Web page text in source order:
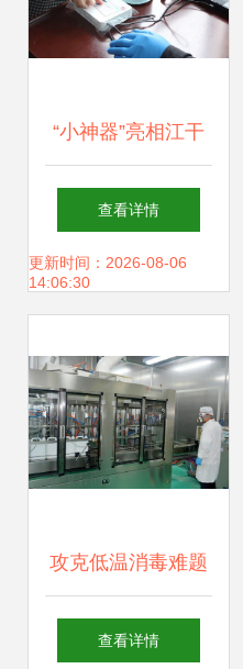
“小神器”亮相江干
区大厅，办事安全
有保障——消毒服
查看详情
更新时间：2026-08-06
14:06:30
攻克低温消毒难题
新型冷冻消毒剂研
查看详情